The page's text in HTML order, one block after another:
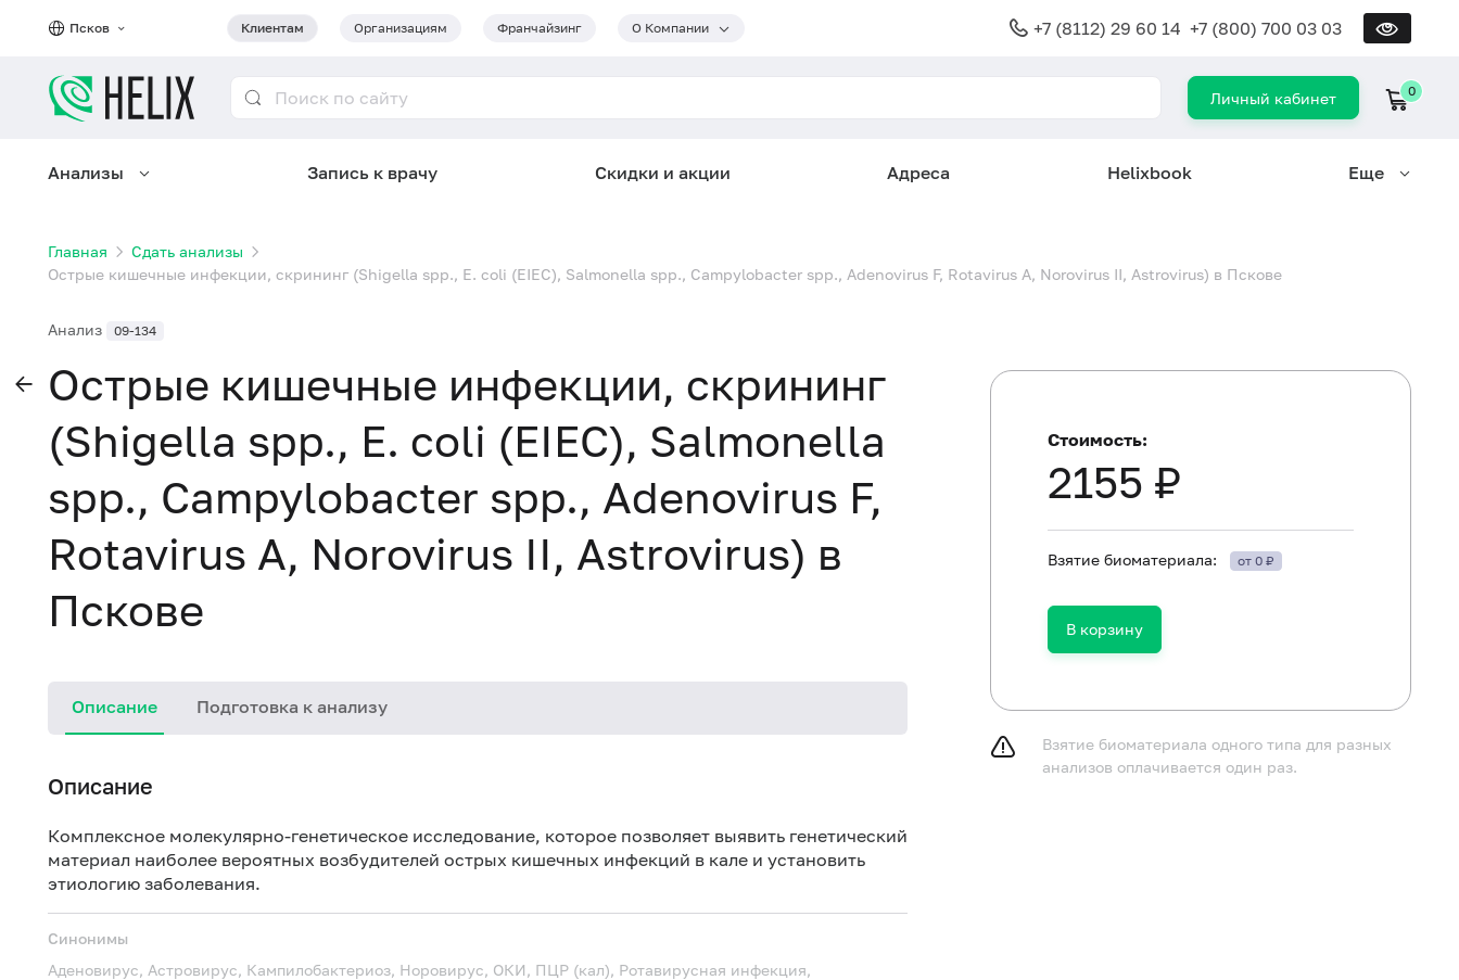
Псков Клиентам Организациям Франчайзинг О Компании +7 (8112) 29 60 14 +7 (800) 700 03 03
Личный кабинет 0
Анализы Запись к врачу Скидки и акции Адреса Helixbook Еще
Главная
Сдать анализы
Острые кишечные инфекции, скрининг (Shigella spp., E. coli (EIEC), Salmonella spp., Campylobacter spp., Adenovirus F, Rotavirus A, Norovirus II, Astrovirus) в Пскове
Анализ 09-134
Острые кишечные инфекции, скрининг
(Shigella spp., E. coli (EIEC), Salmonella
spp., Campylobacter spp., Adenovirus F,
Rotavirus A, Norovirus II, Astrovirus) в
Пскове
Описание Подготовка к анализу
Описание
Комплексное молекулярно-генетическое исследование, которое позволяет выявить генетический
материал наиболее вероятных возбудителей острых кишечных инфекций в кале и установить
этиологию заболевания.
Синонимы
Аденовирус, Астровирус, Кампилобактериоз, Норовирус, ОКИ, ПЦР (кал), Ротавирусная инфекция,
Стоимость:
2155 ₽
Взятие биоматериала: от 0 ₽
В корзину
Взятие биоматериала одного типа для разных
анализов оплачивается один раз.